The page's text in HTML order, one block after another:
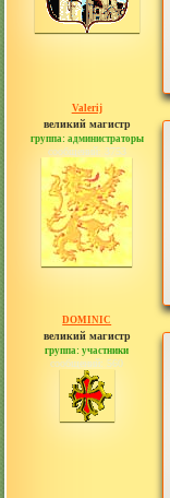
Valerij
великий магистр
группа: администраторы
сообщений: 3753
DOMINIC
великий магистр
группа: участники
сообщений: 560